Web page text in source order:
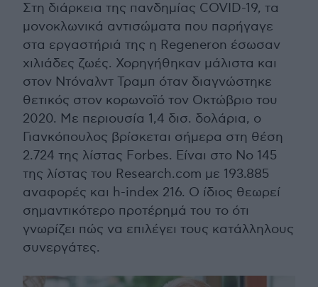
Στη διάρκεια της πανδημίας COVID-19, τα
μονοκλωνικά αντισώματα που παρήγαγε
στα εργαστήριά της η Regeneron έσωσαν
χιλιάδες ζωές. Χορηγήθηκαν μάλιστα και
στον Ντόναλντ Τραμπ όταν διαγνώστηκε
θετικός στον κορωνοϊό τον Οκτώβριο του
2020. Με περιουσία 1,4 δισ. δολάρια, ο
Γιανκόπουλος βρίσκεται σήμερα στη θέση
2.724 της λίστας Forbes. Είναι στο Νο 145
της λίστας του Research.com με 193.885
αναφορές και h-index 216. Ο ίδιος θεωρεί
σημαντικότερο προτέρημά του το ότι
γνωρίζει πώς να επιλέγει τους κατάλληλους
συνεργάτες.